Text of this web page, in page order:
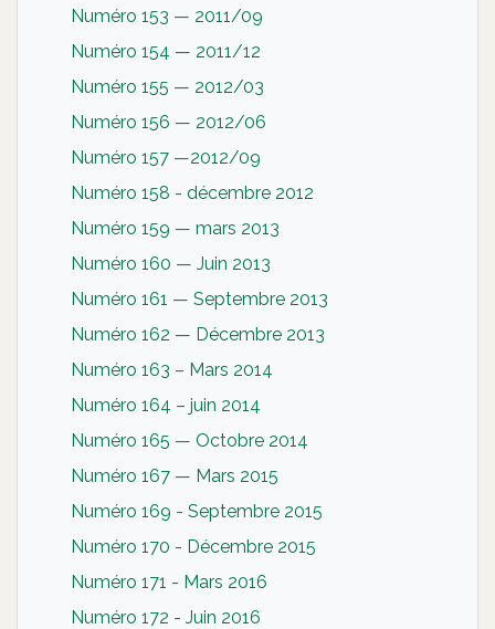
Numéro 153 — 2011/09
Numéro 154 — 2011/12
Numéro 155 — 2012/03
Numéro 156 — 2012/06
Numéro 157 —2012/09
Numéro 158 - décembre 2012
Numéro 159 — mars 2013
Numéro 160 — Juin 2013
Numéro 161 — Septembre 2013
Numéro 162 — Décembre 2013
Numéro 163 – Mars 2014
Numéro 164 – juin 2014
Numéro 165 — Octobre 2014
Numéro 167 — Mars 2015
Numéro 169 - Septembre 2015
Numéro 170 - Décembre 2015
Numéro 171 - Mars 2016
Numéro 172 - Juin 2016